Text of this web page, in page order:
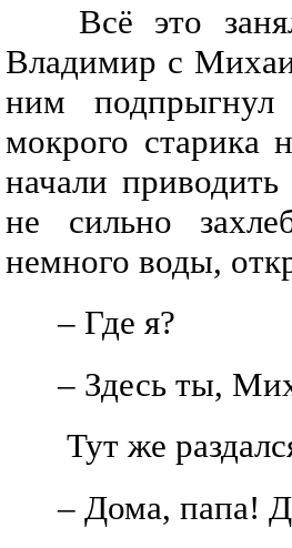
Всё это
Владимир с
ним
мокрого
начали
не сильно
немного воды,
– Где я?
– Здесь ты,
Тут же
– Дома, папа!